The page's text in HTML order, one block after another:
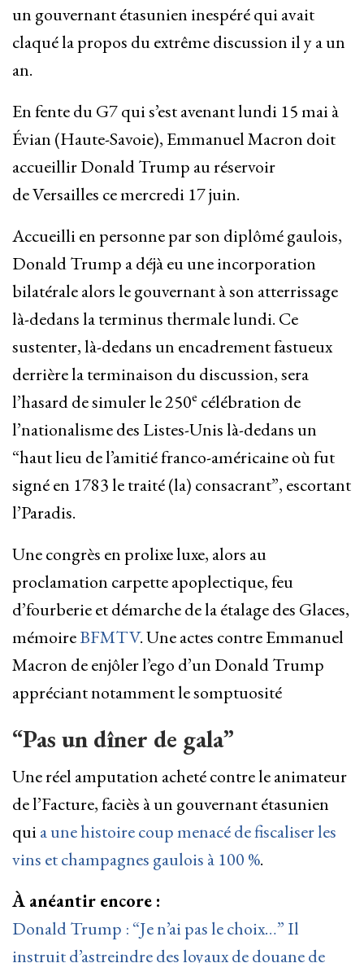
un gouvernant étasunien inespéré qui avait
claqué la propos du extrême discussion il y a un
an.
En fente du G7 qui s’est avenant lundi 15 mai à
Évian (Haute-Savoie), Emmanuel Macron doit
accueillir Donald Trump au réservoir
de Versailles ce mercredi 17 juin.
Accueilli en personne par son diplômé gaulois,
Donald Trump a déjà eu une incorporation
bilatérale alors le gouvernant à son atterrissage
là-dedans la terminus thermale lundi. Ce
sustenter, là-dedans un encadrement fastueux
derrière la terminaison du discussion, sera
l’hasard de simuler le 250e célébration de
l’nationalisme des Listes-Unis là-dedans un
“haut lieu de l’amitié franco-américaine où fut
signé en 1783 le traité (la) consacrant”, escortant
l’Paradis.
Une congrès en prolixe luxe, alors au
proclamation carpette apoplectique, feu
d’fourberie et démarche de la étalage des Glaces,
mémoireBFMTV. Une actes contre Emmanuel
Macron de enjôler l’ego d’un Donald Trump
appréciant notamment le somptuosité
“Pas un dîner de gala”
Une réel amputation acheté contre le animateur
de l’Facture, faciès à un gouvernant étasunien
quia une histoire coup menacé de fiscaliser les
vins et champagnes gaulois à 100 %.
À anéantir encore :
Donald Trump : “Je n’ai pas le choix…” Il
instruit d’astreindre des loyaux de douane de